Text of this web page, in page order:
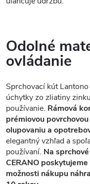
Odolné
ovládanie
Sprchovací kút
úchytky zo zliatiny
používanie. Rámová
prémiovou
olupovaniu a
elegantný vzhľad a
používaní. Na
CERANO
možnosti nákupu